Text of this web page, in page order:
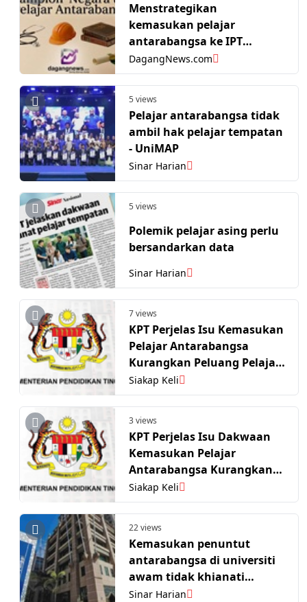
Menstrategikan
kemasukan pelajar
antarabangsa ke IPT
Malaysia, utamakan
program “champion”
negara
DagangNews.com
5 views
Pelajar antarabangsa tidak
ambil hak pelajar tempatan
- UniMAP
Sinar Harian
5 views
Polemik pelajar asing perlu
bersandarkan data
Sinar Harian
7 views
KPT Perjelas Isu Kemasukan
Pelajar Antarabangsa
Kurangkan Peluang Pelajar
Tempatan
Siakap Keli
3 views
KPT Perjelas Isu Dakwaan
Kemasukan Pelajar
Antarabangsa Kurangkan
Peluang Pelajar Tempatan
Siakap Keli
22 views
Kemasukan penuntut
antarabangsa di universiti
awam tidak khianati
pelajar tempatan - KPT
Sinar Harian